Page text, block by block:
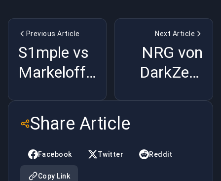
Previous Article
S1mple vs
Markeloff:
Legenden
die
Veränderung
hassen |
Next Article
NRG von
DarkZero
übernommen:
für NA CS2
bedeutet |
Share Article
Facebook Twitter Reddit
Copy Link